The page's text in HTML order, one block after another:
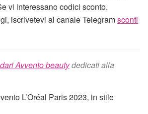
vi interessano codici sconto,
iscrivetevi al canale Telegramsconti
Avvento beautydedicati alla
L’Oréal Paris 2023, in stile